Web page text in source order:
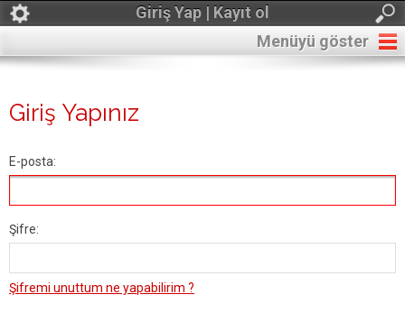
Giriş Yap | Kayıt ol
Menüyü göster
Giriş Yapınız
E-posta:
Şifre:
Şifremi unuttum ne yapabilirim ?